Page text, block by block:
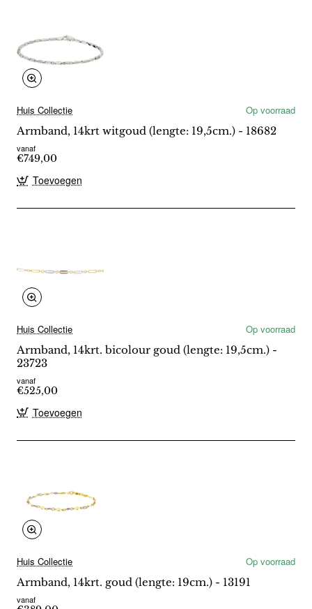
Huis Collectie
Op voorraad
Armband, 14krt witgoud (lengte: 19,5cm.) - 18682
vanaf
€749,00
Toevoegen
Huis Collectie
Op voorraad
Armband, 14krt. bicolour goud (lengte: 19,5cm.) -
23723
vanaf
€525,00
Toevoegen
Huis Collectie
Op voorraad
Armband, 14krt. goud (lengte: 19cm.) - 13191
vanaf